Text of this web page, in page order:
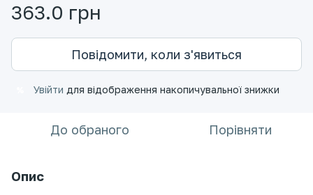
363.0 грн
Повідомити, коли з'явиться
Увійти для відображення накопичувальної знижки
До обраного Порівняти
Опис